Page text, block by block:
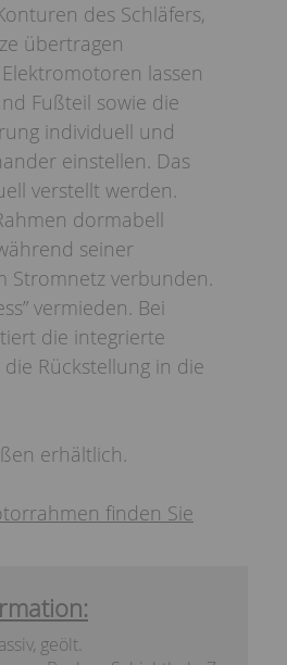
des Schläfers,
übertragen
lassen
Fußteil sowie die
individuell und
einstellen. Das
verstellt werden.
dormabell
seiner
Stromnetz verbunden.
vermieden. Bei
die integrierte
Rückstellung in die
erhältlich.
finden Sie
geölt.